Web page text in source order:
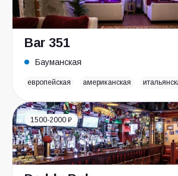
Bar 351
Бауманская
европейская американская
1500-2000 ₽